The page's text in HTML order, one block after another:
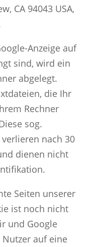
CA 94043 USA,
Anzeige auf
sind, wird ein
abgelegt.
die Ihr
Rechner
sog.
verlieren nach 30
dienen nicht
Seiten unserer
ist noch nicht
und Google
Nutzer auf eine